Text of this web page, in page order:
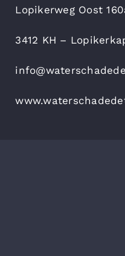
Lopikerweg Oost
3412 KH –